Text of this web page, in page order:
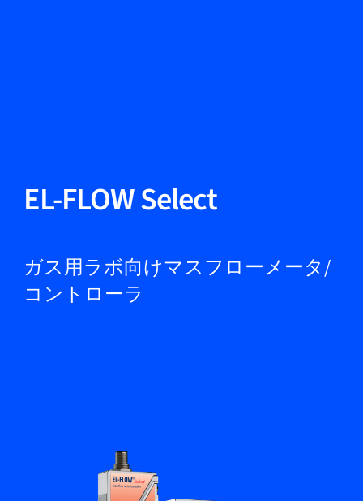
製品紹介
市場
Bronkhorst
EL-FLOW Select
ガス用ラボ向けマスフローメータ/
コントローラ